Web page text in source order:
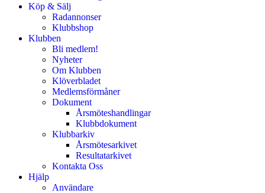
Köp & Sälj
Radannonser
Klubbshop
Klubben
Bli medlem!
Nyheter
Om Klubben
Klöverbladet
Medlemsförmåner
Dokument
Årsmöteshandlingar
Klubbdokument
Klubbarkiv
Årsmötesarkivet
Resultatarkivet
Kontakta Oss
Hjälp
Användare